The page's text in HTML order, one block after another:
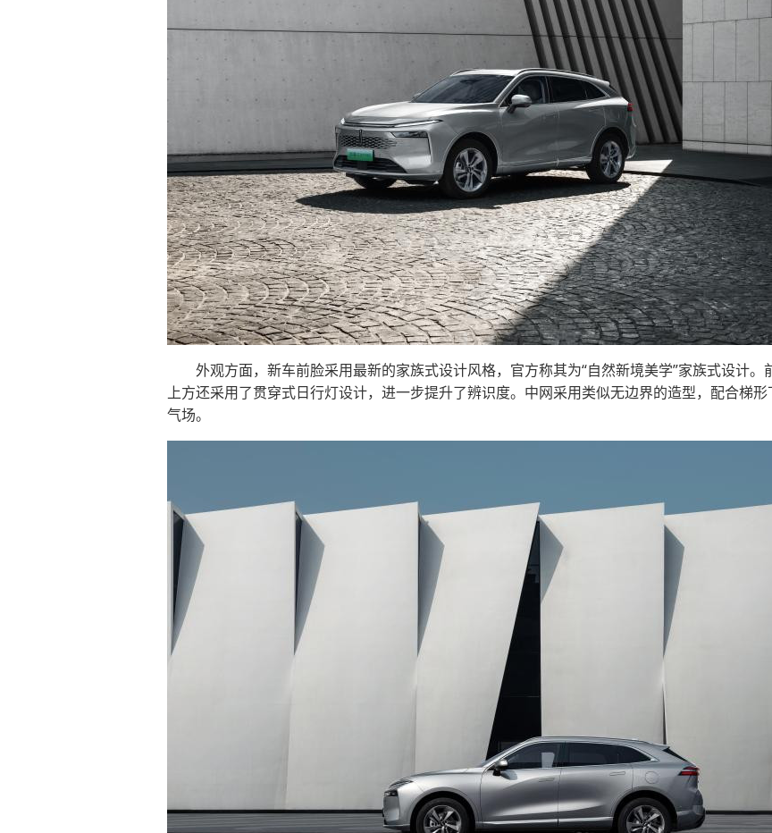
外观方面，新车前脸采用最新的家族式设计风格，官方称其为“自然新境美学”家族式设计。
上方还采用了贯穿式日行灯设计，进一步提升了辨识度。中网采用类似无边界的造型，配合梯
气场。